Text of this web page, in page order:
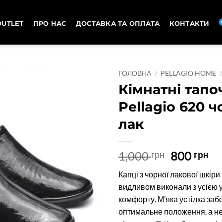
ПРО НАС ДОСТАВКА ТА ОПЛАТА КОНТАКТИ
ГОЛОВНА / PELLAGIO HOME /
Кімнатні
Pellagio 620
лак
1,000грн
1,000
800 грн
Капці з чорної лакової
видливом виконали з усією
комфорту. М’яка устілка
оптимальне положення, а